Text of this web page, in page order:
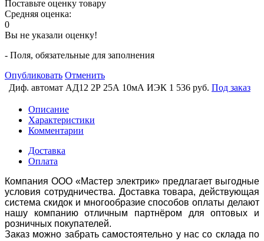
Поставьте оценку товару
Средняя оценка:
0
Вы не указали оценку!
- Поля, обязательные для заполнения
Опубликовать Отменить
Диф. автомат АД12 2Р 25А 10мА ИЭК 1 536 руб. Под заказ
Описание
Характеристики
Комментарии
Доставка
Оплата
Компания ООО «Мастер электрик» предлагает выгодные
условия сотрудничества. Доставка товара, действующая
система скидок и многообразие способов оплаты делают
нашу компанию отличным партнёром для оптовых и
розничных покупателей.
Заказ можно забрать самостоятельно у нас со склада по